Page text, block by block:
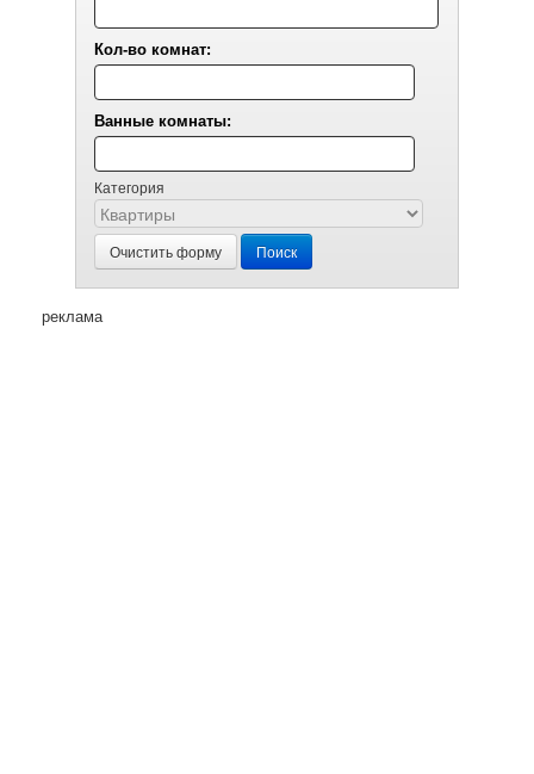
Кол-во комнат:
Ванные комнаты:
Категория
Очистить форму Поиск
реклама